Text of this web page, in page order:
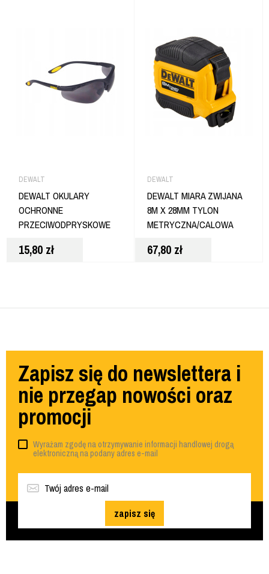
DEWALT
DEWALT OKULARY
OCHRONNE
PRZECIWODPRYSKOWE
ERGONOMICZNE DPG58-
15,80 zł
DEWALT
DEWALT MIARA ZWIJANA
8M X 28MM TYLON
METRYCZNA/CALOWA
67,80 zł
Zapisz się do newslettera i
nie przegap nowości oraz
promocji
Wyrażam zgodę na otrzymywanie informacji handlowej drogą
elektroniczną na podany adres e-mail
zapisz się